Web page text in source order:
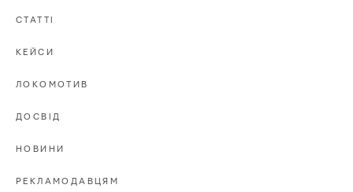
СТАТТІ
КЕЙСИ
ЛОКОМОТИВ
ДОСВІД
НОВИНИ
РЕКЛАМОДАВЦЯМ